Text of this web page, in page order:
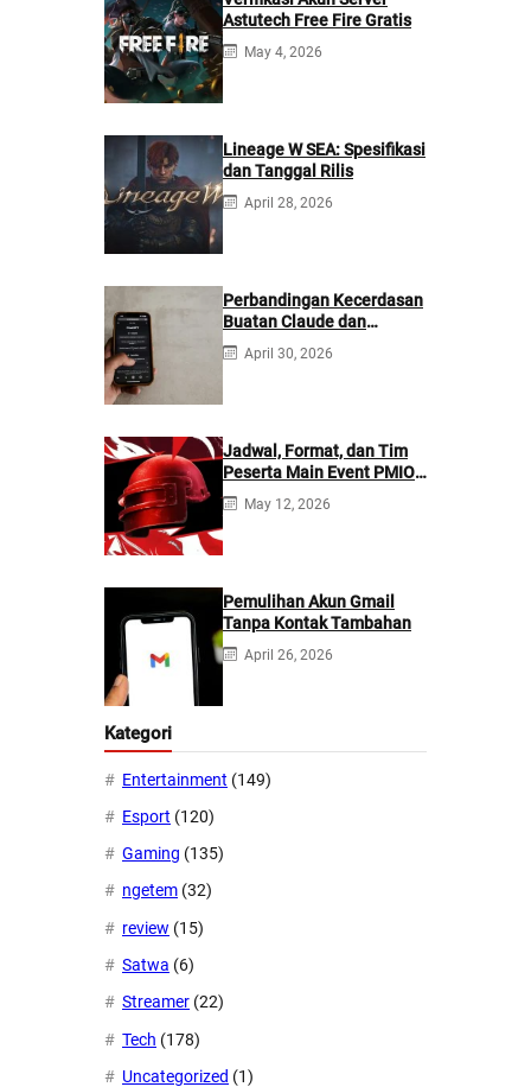
Astutech Free Fire Gratis
May 4, 2026
Lineage W SEA: Spesifikasi
dan Tanggal Rilis
April 28, 2026
Perbandingan Kecerdasan
Buatan Claude dan
ChatGPT: Mana yang
Lebih Baik?
April 30, 2026
Jadwal, Format, dan Tim
Peserta Main Event PMIO
2026
May 12, 2026
Pemulihan Akun Gmail
Tanpa Kontak Tambahan
April 26, 2026
Kategori
Entertainment (149)
Esport (120)
Gaming (135)
ngetem (32)
review (15)
Satwa (6)
Streamer (22)
Tech (178)
Uncategorized (1)